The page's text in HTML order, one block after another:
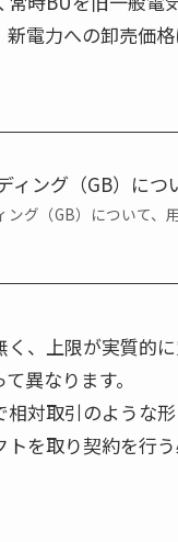
電力への卸売価
ィング（GB）に
ング（GB）について、
、上限が実質的
異なります。
対取引のような
を取り契約を行う